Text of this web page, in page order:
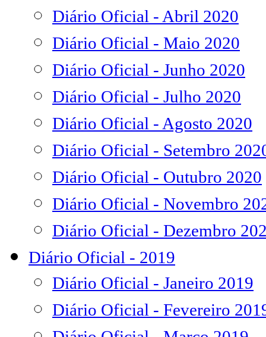
Diário Oficial - Abril 2020
Diário Oficial - Maio 2020
Diário Oficial - Junho 2020
Diário Oficial - Julho 2020
Diário Oficial - Agosto 2020
Diário Oficial - Setembro
Diário Oficial - Outubro 2020
Diário Oficial - Novembro
Diário Oficial - Dezembro
Diário Oficial - 2019
Diário Oficial - Janeiro 2019
Diário Oficial - Fevereiro